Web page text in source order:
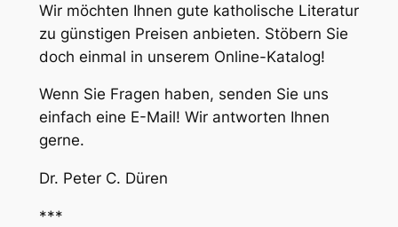
Wir möchten Ihnen gute katholische Literatur
zu günstigen Preisen anbieten. Stöbern Sie
doch einmal in unserem Online-Katalog!
Wenn Sie Fragen haben, senden Sie uns
einfach eine E-Mail! Wir antworten Ihnen
gerne.
Dr. Peter C. Düren
***